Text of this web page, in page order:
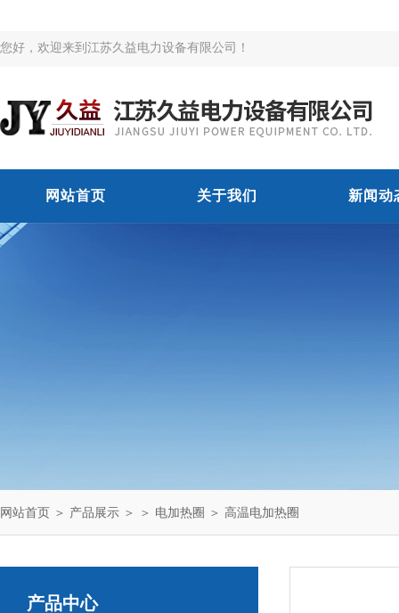
您好，欢迎来到江苏久益电力设备有限公司！
网站首页 关于我们 新闻动
网站首页 ＞ 产品展示 ＞ ＞ 电加热圈 ＞ 高温电加热圈
产品中心